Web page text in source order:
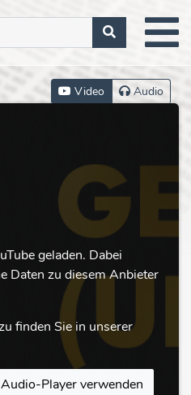
Video Audio
geladen. Dabei
Daten zu diesem Anbieter
finden Sie in unserer
Audio-Player verwenden